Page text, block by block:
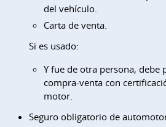
del vehículo.
Carta de venta.
Si es usado:
Y fue de otra persona, debe
compra-venta con
motor.
Seguro obligatorio de